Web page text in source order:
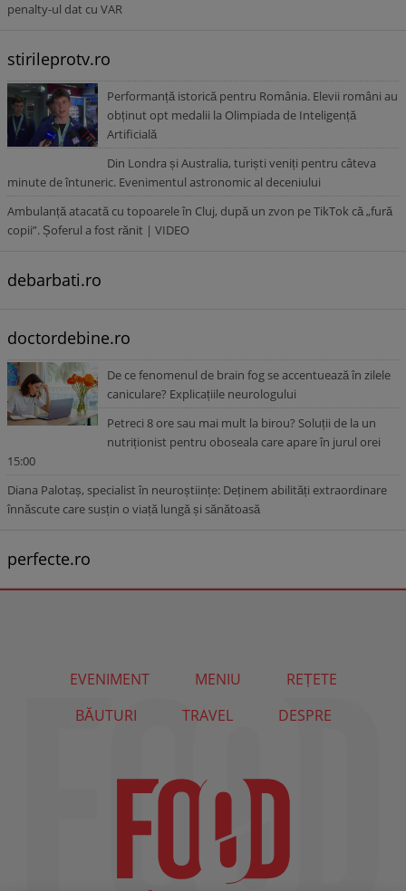
penalty-ul dat cu VAR
stirileprotv.ro
Performanță istorică pentru România. Elevii români au
obținut opt medalii la Olimpiada de Inteligență
Artificială
Din Londra și Australia, turiști veniți pentru câteva
minute de întuneric. Evenimentul astronomic al deceniului
Ambulanță atacată cu topoarele în Cluj, după un zvon pe TikTok că „fură
copii”. Șoferul a fost rănit | VIDEO
debarbati.ro
doctordebine.ro
De ce fenomenul de brain fog se accentuează în zilele
caniculare? Explicațiile neurologului
Petreci 8 ore sau mai mult la birou? Soluții de la un
nutriționist pentru oboseala care apare în jurul orei
15:00
Diana Palotaș, specialist în neuroștiințe: Deținem abilități extraordinare
înnăscute care susțin o viață lungă și sănătoasă
perfecte.ro
EVENIMENT MENIU
REȚETE
BĂUTURI
TRAVEL DESPRE